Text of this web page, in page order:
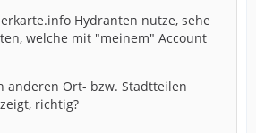
Hydranten nutze, sehe
welche mit "meinem" Account
anderen Ort- bzw. Stadtteilen
richtig?